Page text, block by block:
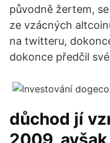
původně žertem,
ze vzácných
na twitteru,
dokonce předčil
důchod jí